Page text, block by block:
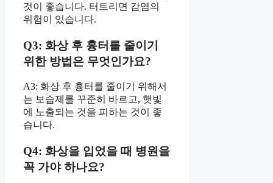
것이 좋습니다. 터트리면 감염의
위험이 있습니다.
Q3: 화상 후 흉터를 줄이기
위한 방법은 무엇인가요?
A3: 화상 후 흉터를 줄이기 위해서
는 보습제를 꾸준히 바르고, 햇빛
에 노출되는 것을 피하는 것이 좋
습니다.
Q4: 화상을 입었을 때 병원을
꼭 가야 하나요?